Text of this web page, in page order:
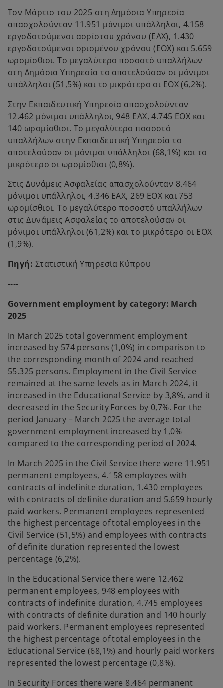
Τον Μάρτιο του 2025 στη Δημόσια Υπηρεσία
απασχολούνταν 11.951 μόνιμοι υπάλληλοι, 4.158
εργοδοτούμενοι αορίστου χρόνου (ΕΑΧ), 1.430
εργοδοτούμενοι ορισμένου χρόνου (ΕΟΧ) και 5.659
ωρομίσθιοι. Το μεγαλύτερο ποσοστό υπαλλήλων
στη Δημόσια Υπηρεσία το αποτελούσαν οι μόνιμοι
υπάλληλοι (51,5%) και το μικρότερο οι ΕΟΧ (6,2%).
Στην Εκπαιδευτική Υπηρεσία απασχολούνταν
12.462 μόνιμοι υπάλληλοι, 948 ΕΑΧ, 4.745 ΕΟΧ και
140 ωρομίσθιοι. Το μεγαλύτερο ποσοστό
υπαλλήλων στην Εκπαιδευτική Υπηρεσία το
αποτελούσαν οι μόνιμοι υπάλληλοι (68,1%) και το
μικρότερο οι ωρομίσθιοι (0,8%).
Στις Δυνάμεις Ασφαλείας απασχολούνταν 8.464
μόνιμοι υπάλληλοι, 4.346 ΕΑΧ, 269 ΕΟΧ και 753
ωρομίσθιοι. Το μεγαλύτερο ποσοστό υπαλλήλων
στις Δυνάμεις Ασφαλείας το αποτελούσαν οι
μόνιμοι υπάλληλοι (61,2%) και το μικρότερο οι ΕΟΧ
(1,9%).
Πηγή: Στατιστική Υπηρεσία Κύπρου
----
Government employment by category: March
2025
In March 2025 total government employment
increased by 574 persons (1,0%) in comparison to
the corresponding month of 2024 and reached
55.325 persons. Employment in the Civil Service
remained at the same levels as in March 2024, it
increased in the Educational Service by 3,8%, and it
decreased in the Security Forces by 0,7%. For the
period January – March 2025 the average total
government employment increased by 1,0%
compared to the corresponding period of 2024.
In March 2025 in the Civil Service there were 11.951
permanent employees, 4.158 employees with
contracts of indefinite duration, 1.430 employees
with contracts of definite duration and 5.659 hourly
paid workers. Permanent employees represented
the highest percentage of total employees in the
Civil Service (51,5%) and employees with contracts
of definite duration represented the lowest
percentage (6,2%).
In the Educational Service there were 12.462
permanent employees, 948 employees with
contracts of indefinite duration, 4.745 employees
with contracts of definite duration and 140 hourly
paid workers. Permanent employees represented
the highest percentage of total employees in the
Educational Service (68,1%) and hourly paid workers
represented the lowest percentage (0,8%).
In Security Forces there were 8.464 permanent